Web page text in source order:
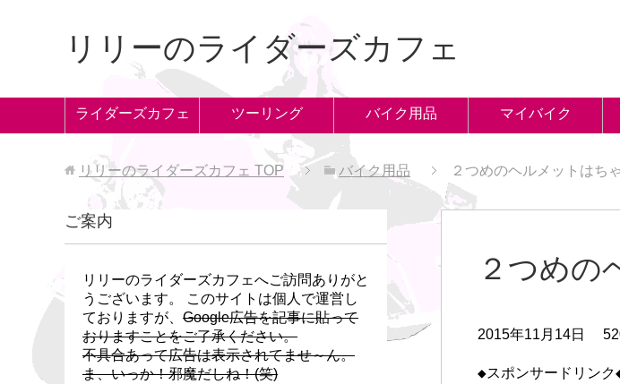
リリーのライダーズカフェ
ライダーズカフェ ツーリング バイク用品 マイバイク
リリーのライダーズカフェ TOP バイク用品 ２つめのヘルメットはち
２つめの
2015年11月14日
◆スポンサードリンク
ご案内
リリーのライダーズカフェへご訪問ありがと
うございます。 このサイトは個人で運営し
ておりますが、 Google広告を記事に貼って
おりますことをご了承ください。
不具合あって広告は表示されてませ～ん。
ま、いっか！邪魔だしね！(笑)